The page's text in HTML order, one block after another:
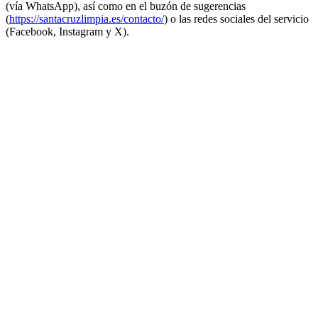
(vía WhatsApp), así como en el buzón de sugerencias
(https://santacruzlimpia.es/contacto/) o las redes sociales del servicio
(Facebook, Instagram y X).